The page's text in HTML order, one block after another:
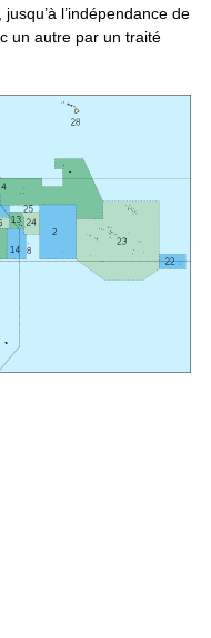
l’indépendance de
un autre par un traité